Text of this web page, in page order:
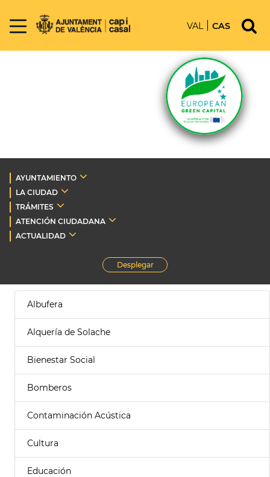
VAL CAS
AYUNTAMIENTO
LA CIUDAD
TRÁMITES
ATENCIÓN CIUDADANA
ACTUALIDAD
Desplegar
Albufera
Alquería de Solache
Bienestar Social
Bomberos
Contaminación Acústica
Cultura
Educación